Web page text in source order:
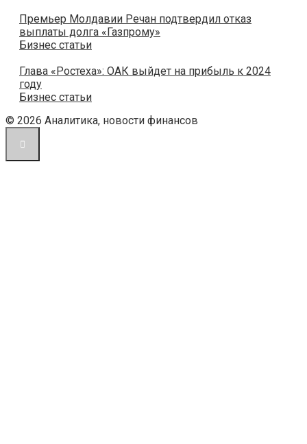
Премьер Молдавии Речан подтвердил отказ
выплаты долга «Газпрому»
Бизнес статьи
Глава «Ростеха»: ОАК выйдет на прибыль к 2024
году
Бизнес статьи
© 2026 Аналитика, новости финансов